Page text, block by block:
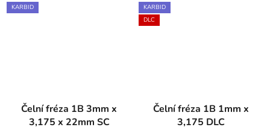
KARBID
Čelní fréza 1B 3mm x
3,175 x 22mm SC
KARBID
DLC
Čelní fréza 1B 1mm x
3,175 DLC